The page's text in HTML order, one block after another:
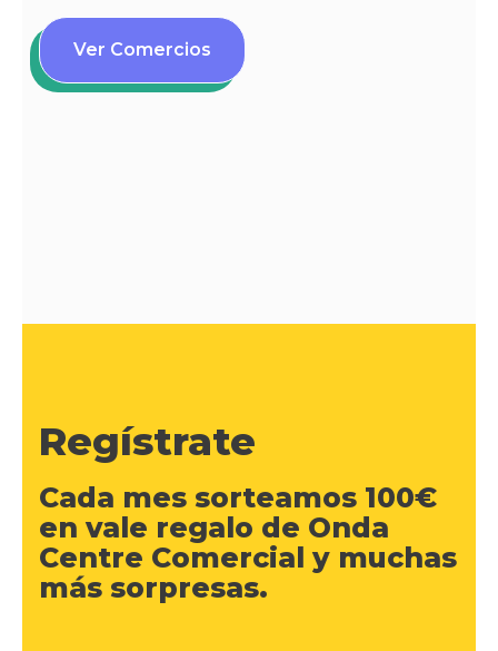
Ver Comercios
Regístrate
Cada mes sorteamos 100€
en vale regalo de Onda
Centre Comercial y muchas
más sorpresas.